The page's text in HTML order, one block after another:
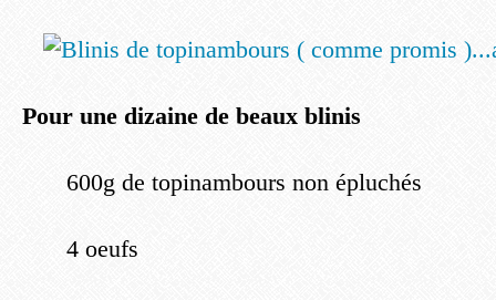
Pour une dizaine de beaux blinis
600g de topinambours non épluchés
4 oeufs